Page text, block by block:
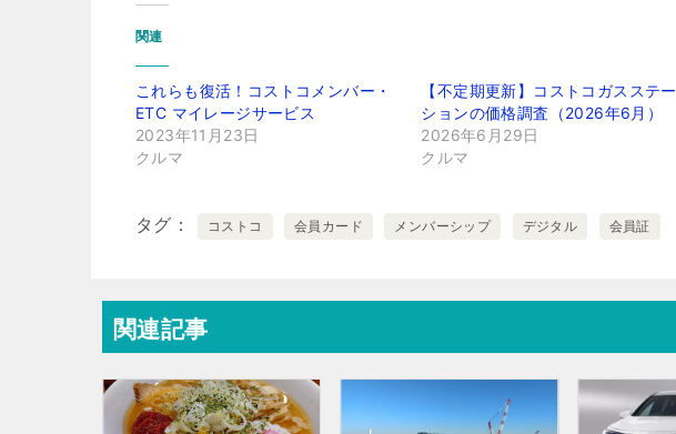
関連
これらも復活！コストコメンバー・
ETC マイレージサービス
2023年11月23日
クルマ
【不定期更新】コストコガスステー
ションの価格調査（2026年6月）
2026年6月29日
クルマ
タグ コストコ 会員カード メンバーシップ デジタル 会員証
関連記事